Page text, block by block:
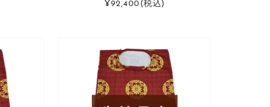
¥92,400 (税込)